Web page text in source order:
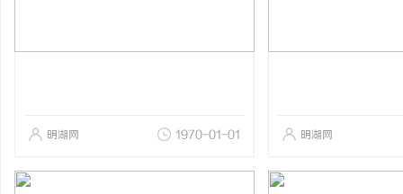
明湖网 1970-01-01 明湖网